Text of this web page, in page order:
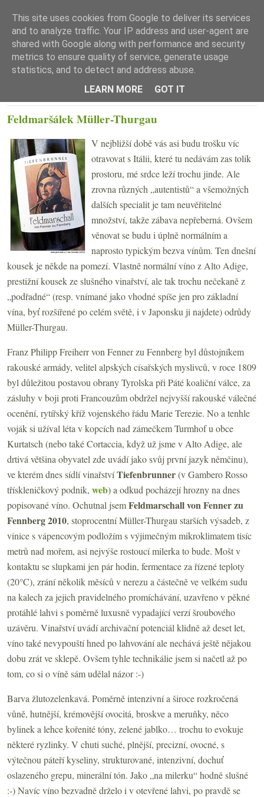
☰ Menu
Feldmaršálek Müller-Thurgau
V nejbližší době vás asi budu trošku víc
otravovat s Itálii, které tu nedávám zas tolik
prostoru, mé srdce leží trochu jinde. Ale
zrovna různých „autentistů“ a všemožných
dalších specialit je tam neuvěřitelné
množství, takže zábava nepřeberná. Ovšem
věnovat se budu i úplně normálním a
naprosto typickým bezva vínům. Ten dnešní
kousek je někde na pomezí. Vlastně normální víno z Alto Adige,
prestižní kousek ze slušného vinařství, ale tak trochu nečekaně z
„podřadné“ (resp. vnímané jako vhodné spíše jen pro základní
vína, byť rozšířené po celém světě, i v Japonsku ji najdete) odrůdy
Müller-Thurgau.
Franz Philipp Freiherr von Fenner zu Fennberg byl důstojníkem
rakouské armády, velitel alpských císařských myslivců, v roce 1809
byl důležitou postavou obrany Tyrolska při Páté koaliční válce, za
zásluhy v boji proti Francouzům obdržel nejvyšší rakouské válečné
ocenění, rytířský kříž vojenského řádu Marie Terezie. No a tenhle
voják si užíval léta v kopcích nad zámečkem Turmhof u obce
Kurtatsch (nebo také Cortaccia, když už jsme v Alto Adige, ale
drtivá většina obyvatel zde uvádí jako svůj první jazyk němčinu),
ve kterém dnes sídlí vinařstvíTiefenbrunner(v Gambero Rosso
třískleničkový podnik, web) a odkud pocházejí hrozny na dnes
popisované víno. Ochutnal jsemFeldmarschall von Fenner zu
Fennberg 2010, stoprocentní Müller-Thurgau starších výsadeb, z
vinice s vápencovým podložím s výjimečným mikroklimatem tisíc
metrů nad mořem, asi nejvýše rostoucí milerka to bude. Mošt v
kontaktu se slupkami jen pár hodin, fermentace za řízené teploty
(20°C), zrání několik měsíců v nerezu a částečně ve velkém sudu
na kalech za jejich pravidelného promíchávání, uzavřeno v pěkné
protáhlé lahvi s poměrně luxusně vypadající verzí šroubového
uzávěru. Vinařství uvádí archivační potenciál klidně až deset let,
víno také nevypouští hned po lahvování ale nechává ještě nějakou
dobu zrát ve sklepě. Ovšem tyhle technikálie jsem si načetl až po
tom, co si o víně sám udělal názor :-)
Barva žlutozelenkavá. Poměrně intenzivní a široce rozkročená
vůně, hutnější, krémovější ovocitá, broskve a meruňky, něco
bylinek a lehce kořenité tóny, zelené jablko… trochu to evokuje
některé ryzlinky. V chuti suché, plnější, precizní, ovocné, s
výtečnou páteří kyseliny, strukturované, intenzivní, dochuť
oslazeného grepu, minerální tón. Jako „na milerku“ hodně slušné
:-) Navíc víno bezvadně drželo i v otevřené lahvi, po pravdě se
This site uses cookies from Google to deliver its services
and to analyze traffic. Your IP address and user-agent are
shared with Google along with performance and security
metrics to ensure quality of service, generate usage
statistics, and to detect and address abuse.
LEARN MORE
GOT IT